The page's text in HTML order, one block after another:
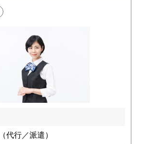
代行／派遣）